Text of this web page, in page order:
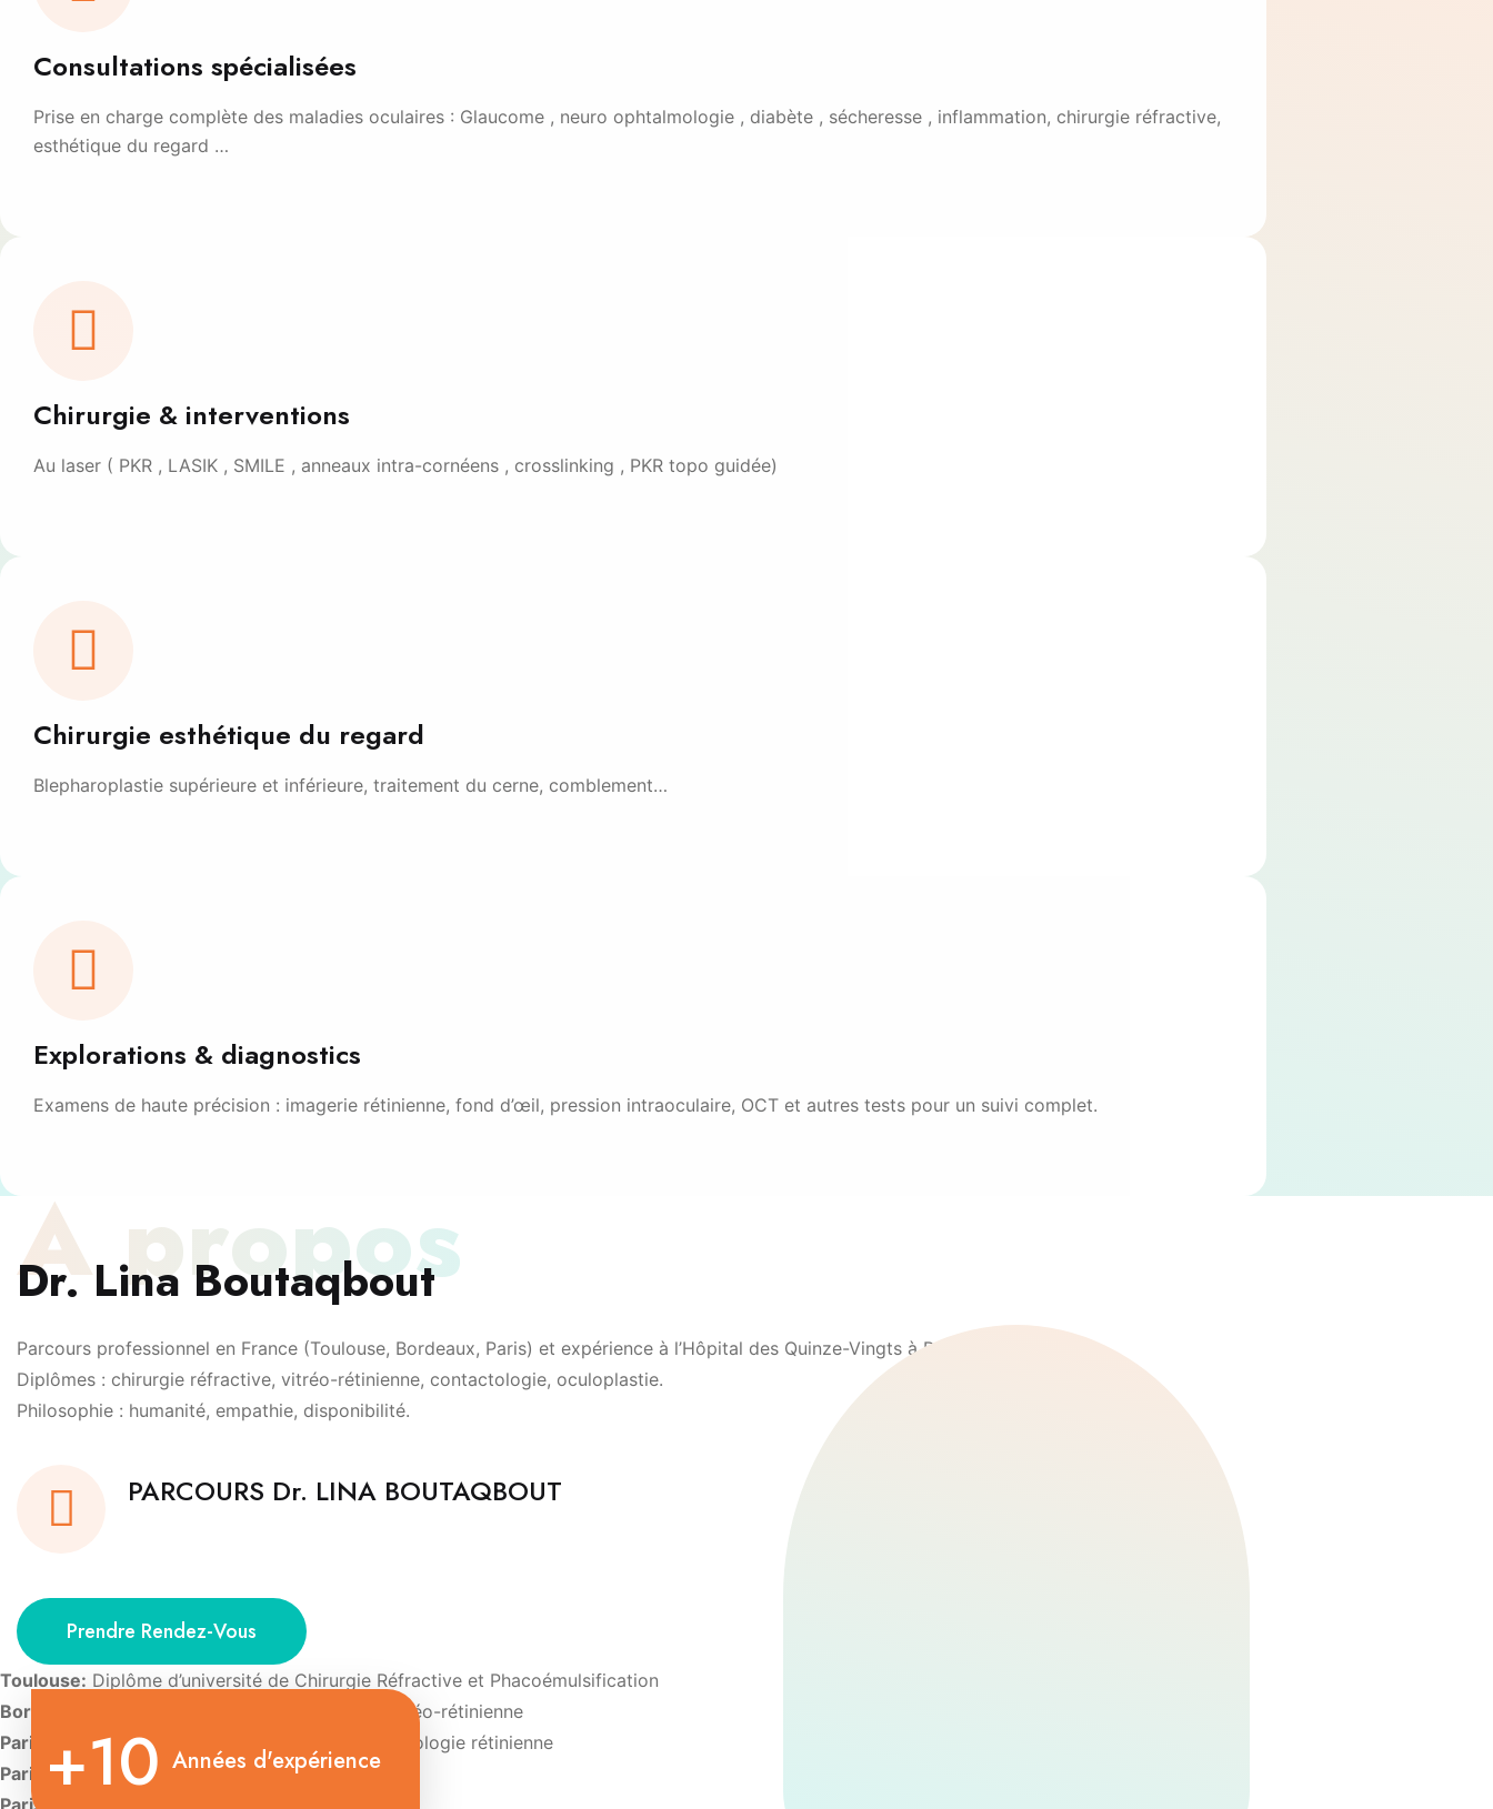
Consultations spécialisées
Prise en charge complète des maladies oculaires : Glaucome , neuro ophtalmologie , diabète , sécheresse , inflammation, chirurgie réfractive,
esthétique du regard …
Chirurgie & interventions
Au laser ( PKR , LASIK , SMILE , anneaux intra-cornéens , crosslinking , PKR topo guidée)
Chirurgie esthétique du regard
Blepharoplastie supérieure et inférieure, traitement du cerne, comblement…
Explorations & diagnostics
Examens de haute précision : imagerie rétinienne, fond d’œil, pression intraoculaire, OCT et autres tests pour un suivi complet.
À propos
Dr. Lina Boutaqbout
Parcours professionnel en France (Toulouse, Bordeaux, Paris) et expérience à l’Hôpital des Quinze-Vingts à Paris.
Diplômes : chirurgie réfractive, vitréo-rétinienne, contactologie, oculoplastie.
Philosophie : humanité, empathie, disponibilité.
PARCOURS Dr. LINA BOUTAQBOUT
Prendre Rendez-Vous
Toulouse: Diplôme d’université de Chirurgie Réfractive et Phacoémulsification
Bordeaux:
Diplôme d’Université de Chirurgie vitréo-rétinienne
Paris:
Diplôme d’Université d’Imagerie et de pathologie rétinienne
Paris: Diplôme d’Université de Contactologie.
Paris: +10 Années d'expérience